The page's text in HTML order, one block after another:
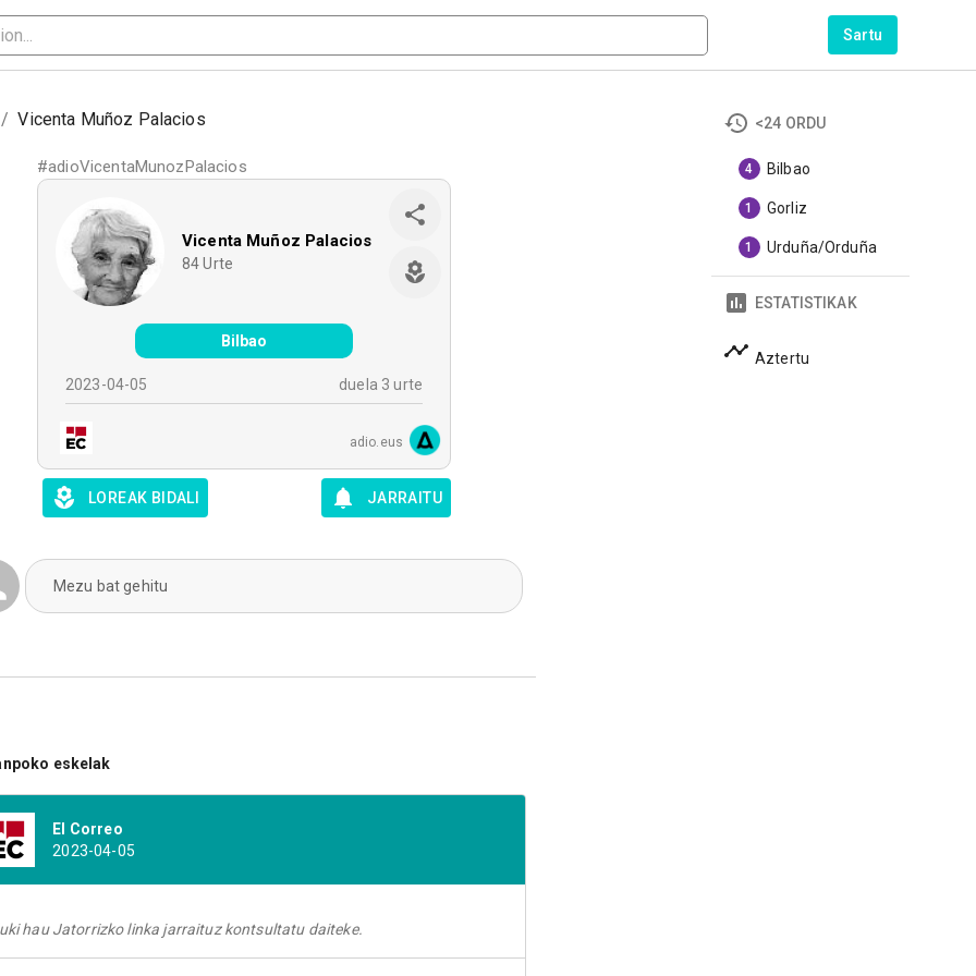
Sartu
/ Vicenta Muñoz Palacios
#adioVicentaMunozPalacios
Vicenta Muñoz Palacios
84 Urte
Bilbao
2023-04-05 duela 3 urte
adio.eus
LOREAK BIDALI JARRAITU
Mezu bat gehitu
eskelak
El Correo
2023-04-05
hau Jatorrizko linka jarraituz kontsultatu daiteke.
<24 ORDU
4 Bilbao
1 Gorliz
1 Urduña/Orduña
ESTATISTIKAK
Aztertu